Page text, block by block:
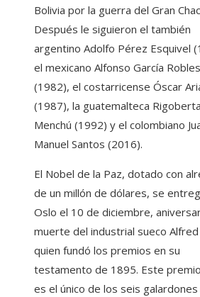
Bolivia por la guerra del Gran
Después le siguieron el también
argentino Adolfo Pérez Esquivel
el mexicano Alfonso García Robles
(1982), el costarricense Óscar
(1987), la guatemalteca Rigoberta
Menchú (1992) y el colombiano
Manuel Santos (2016).
El Nobel de la Paz, dotado con
de un millón de dólares, se
Oslo el 10 de diciembre,
muerte del industrial sueco
quien fundó los premios en su
testamento de 1895. Este
es el único de los seis